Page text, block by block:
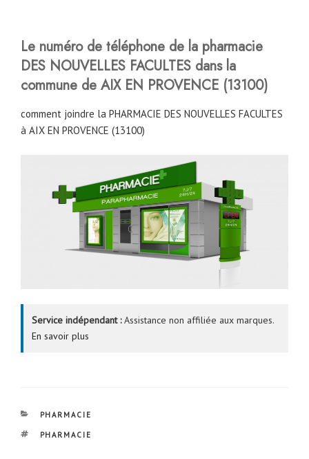
Le numéro de téléphone de la pharmacie
DES NOUVELLES FACULTES dans la
commune de AIX EN PROVENCE (13100)
comment joindre la PHARMACIE DES NOUVELLES FACULTES
à AIX EN PROVENCE (13100)
Service indépendant :Assistance non affiliée aux marques.
En savoir plus
CATÉGORIES
PHARMACIE
ÉTIQUETTES
PHARMACIE